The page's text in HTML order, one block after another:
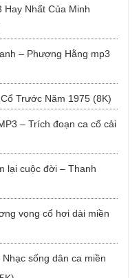
Nhất Của Minh
– Phượng Hằng mp3
Trước Năm 1975 (8K)
– Trích đoạn ca cổ cải
lại cuộc đời – Thanh
vọng cổ hơi dài miền
sống dân ca miền